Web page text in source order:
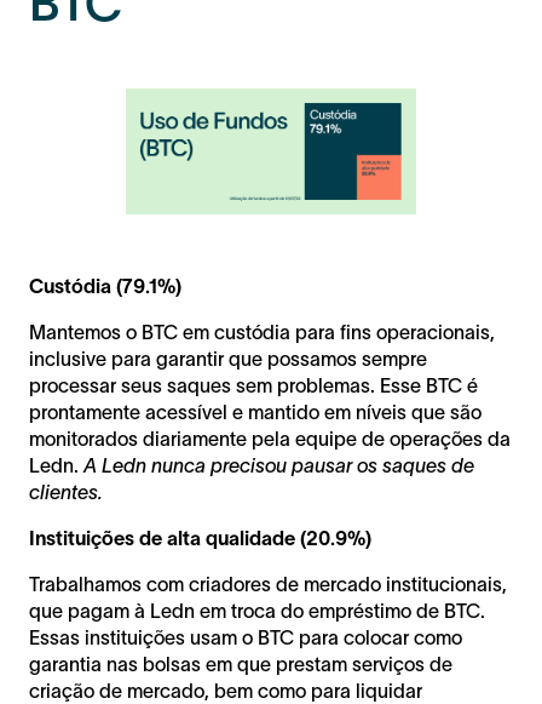
Custódia (79.1%)
Mantemos o BTC em custódia para fins operacionais,
inclusive para garantir que possamos sempre
processar seus saques sem problemas. Esse BTC é
prontamente acessível e mantido em níveis que são
monitorados diariamente pela equipe de operações da
Ledn. A Ledn nunca precisou pausar os saques de
clientes.
Instituições de alta qualidade (20.9%)
Trabalhamos com criadores de mercado institucionais,
que pagam à Ledn em troca do empréstimo de BTC.
Essas instituições usam o BTC para colocar como
garantia nas bolsas em que prestam serviços de
criação de mercado, bem como para liquidar